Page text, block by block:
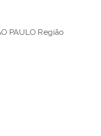
PAULO Região